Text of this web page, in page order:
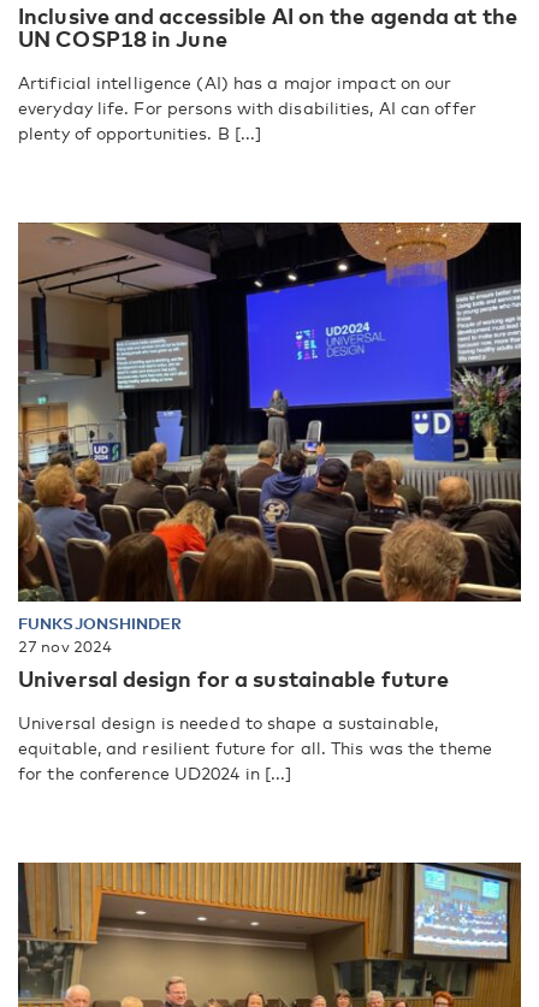
Inclusive and accessible AI on the agenda at the
UN COSP18 in June
Artificial intelligence (AI) has a major impact on our
everyday life. For persons with disabilities, AI can offer
plenty of opportunities. B [...]
FUNKSJONSHINDER
27 nov 2024
Universal design for a sustainable future
Universal design is needed to shape a sustainable,
equitable, and resilient future for all. This was the theme
for the conference UD2024 in [...]